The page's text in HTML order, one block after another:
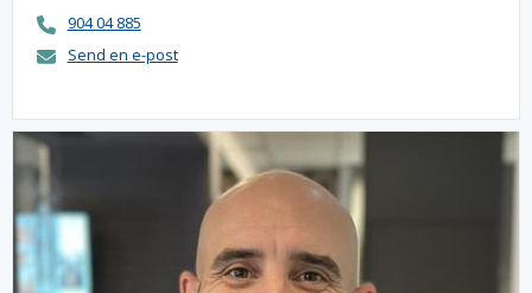
904 04 885
Send en e-post